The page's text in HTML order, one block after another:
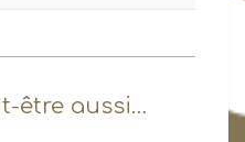
être aussi…